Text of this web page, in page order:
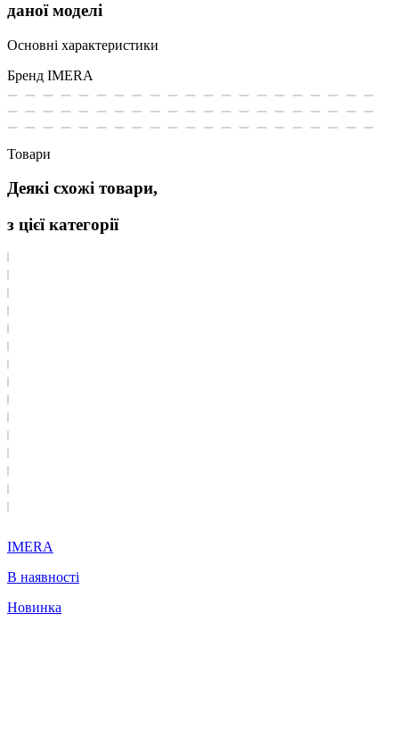
даної моделі
Основні характеристики
Бренд IMERA
Товари
Деякі схожі товари,
з цієї категорії
IMERA
В наявності
Новинка